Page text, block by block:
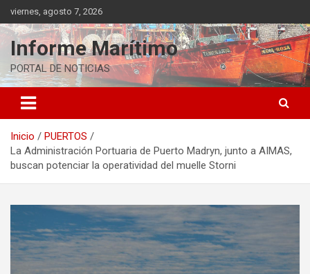
Saltar
al
contenido
viernes, agosto 7, 2026
Informe Marítimo
PORTAL DE NOTICIAS
Inicio
PUERTOS
La Administración Portuaria de Puerto Madryn, junto a AIMAS,
buscan potenciar la operatividad del muelle Storni